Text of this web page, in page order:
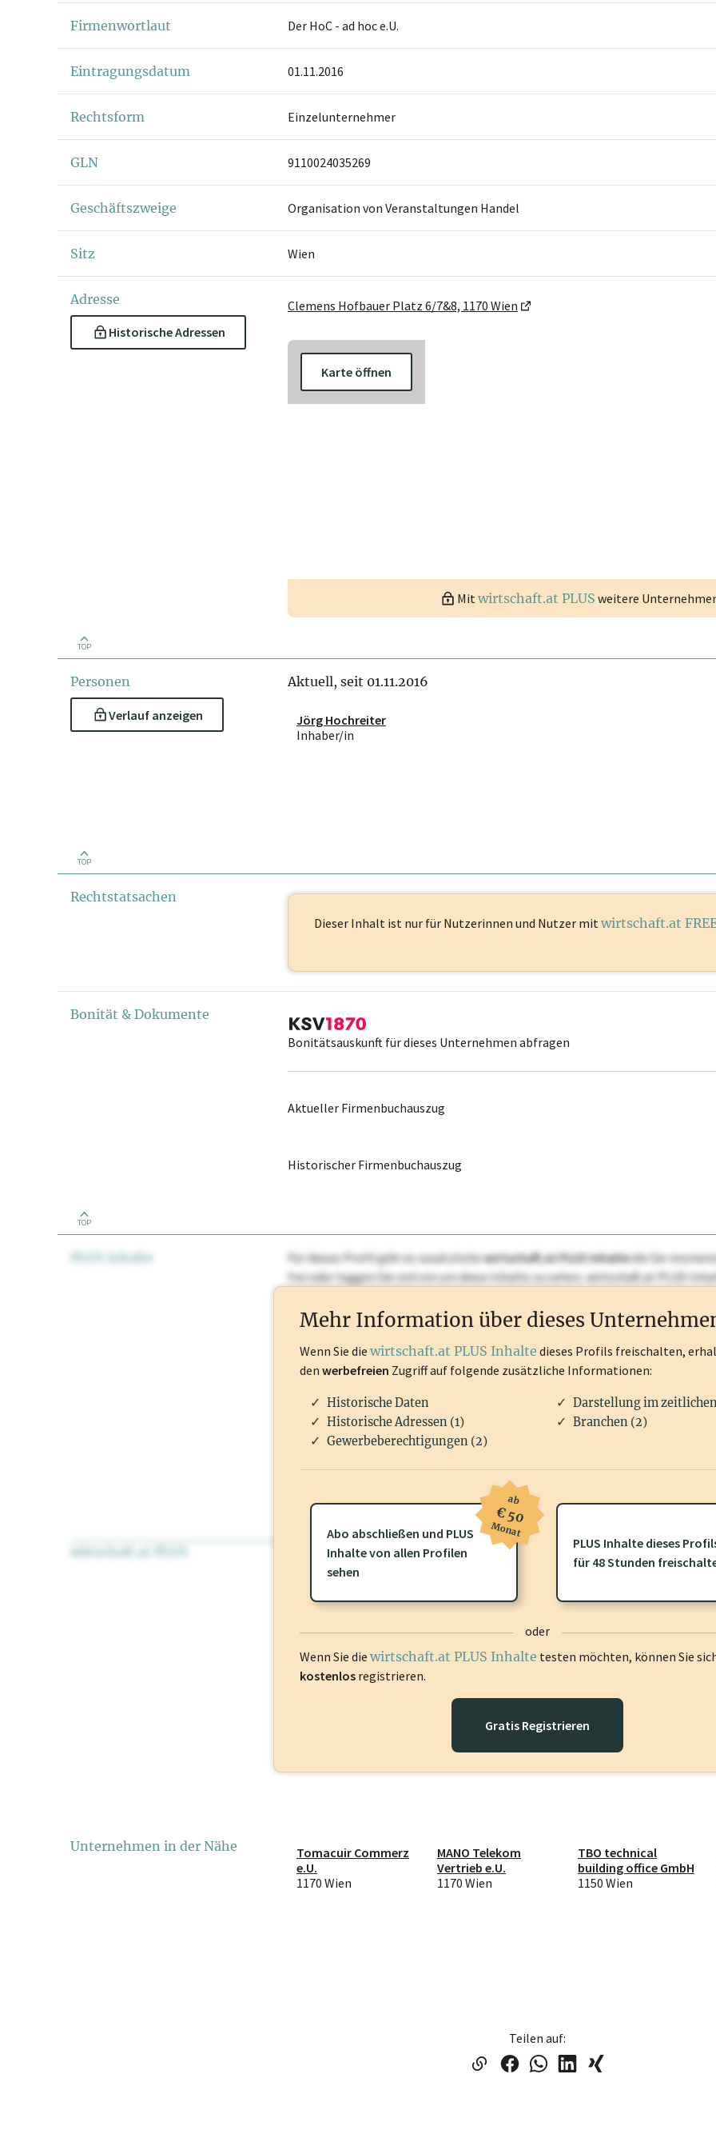
Firmenwortlaut Der HoC - ad hoc e.U.
Eintragungsdatum 01.11.2016
Rechtsform Einzelunternehmer
GLN 9110024035269
Geschäftszweige Organisation von Veranstaltungen Handel
Sitz Wien
Adresse
Historische Adressen
Clemens Hofbauer Platz 6/7&8, 1170 Wien
Karte öffnen
Mitwirtschaft.at PLUS weitere
TOP
Personen
Verlauf anzeigen
Aktuell, seit 01.11.2016
Jörg Hochreiter
Inhaber/in
TOP
Rechtstatsachen
Dieser Inhalt ist nur für Nutzerinnen und Nutzer mit wirtschaft.at
Bonität & Dokumente
Bonitätsauskunft für dieses Unternehmen abfragen
Aktueller Firmenbuchauszug
Historischer Firmenbuchauszug
TOP
PLUS Inhalte Für dieses Profil gibt es zusätzlichewirtschaft.at PLUS Inhaltedie Sie
frei oder loggen Sie sich ein um diese Inhalte zu sehen. wirtschaft.at PLUS
wirtschaft.at PLUS Für dieses Profil gibt es zusätzliche wirtschaft.at PLUS Inhaltedie Sie
frei oder loggen Sie sich ein um diese Inhalte zu sehen.
Mehr Information über dieses
Wenn Sie die wirtschaft.at PLUS Inhalte dieses Profils freischalten,
den werbefreien Zugriff auf folgende zusätzliche Informationen:
Historische Daten
Darstellung im
Historische Adressen (1)
Branchen (2)
Gewerbeberechtigungen (2)
Abo abschließen und PLUS
Inhalte von allen Profilen
sehen
ab
€ 50
Monat
PLUS Inhalte dieses
für 48 Stunden
oder
Wenn Sie die wirtschaft.at PLUS Inhalte testen möchten, können Sie
kostenlos registrieren.
Gratis Registrieren
Unternehmen in der Nähe
Tomacuir Commerz
e.U.
1170 Wien
MANO Telekom
Vertrieb e.U.
1170 Wien
TBO technical
building office GmbH
1150 Wien
Teilen auf: